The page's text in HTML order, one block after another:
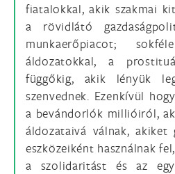
fiatalokkal, akik szakmai
a rövidlátó
munkaerőpiacot;
áldozatokkal, a
függőkig, akik lényük
szenvednek. Ezenkívül
a bevándorlók millióiról,
áldozataivá válnak,
eszközeiként használnak
a szolidaritást és az